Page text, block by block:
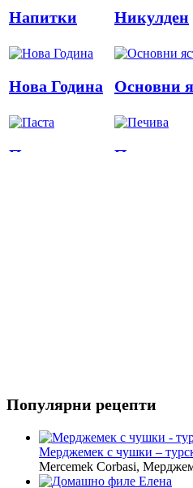
Напитки Никулден
Нова Година Основни
Паста Печива
Популярни рецепти
Мерджемек с чушки –
Mercemek Corbasi,